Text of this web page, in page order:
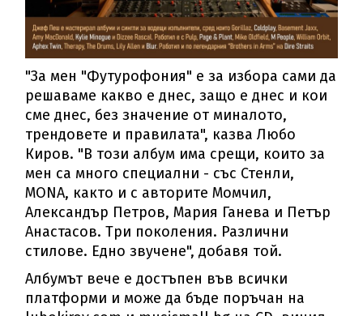
"За мен "Футурофония" е за избора сами да
решаваме какво е днес, защо е днес и кои
сме днес, без значение от миналото,
трендовете и правилата", казва Любо
Киров. "В този албум има срещи, които за
мен са много специални - със Стенли,
MONA, както и с авторите Момчил,
Александър Петров, Мария Ганева и Петър
Анастасов. Три поколения. Различни
стилове. Едно звучене", добавя той.
Албумът вече е достъпен във всички
платформи и може да бъде поръчан на